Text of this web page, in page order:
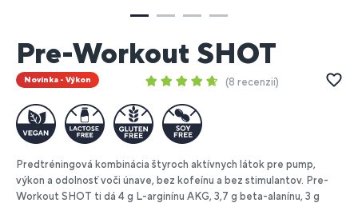
Pre-Workout SHOT
Novinka - Výkon 8 recenzií
Predtréningová kombinácia štyroch aktívnych látok pre pump,
výkon a odolnosť voči únave, bez kofeínu a bez stimulantov. Pre-
Workout SHOT ti dá 4 g L-arginínu AKG, 3,7 g beta-alanínu, 3 g